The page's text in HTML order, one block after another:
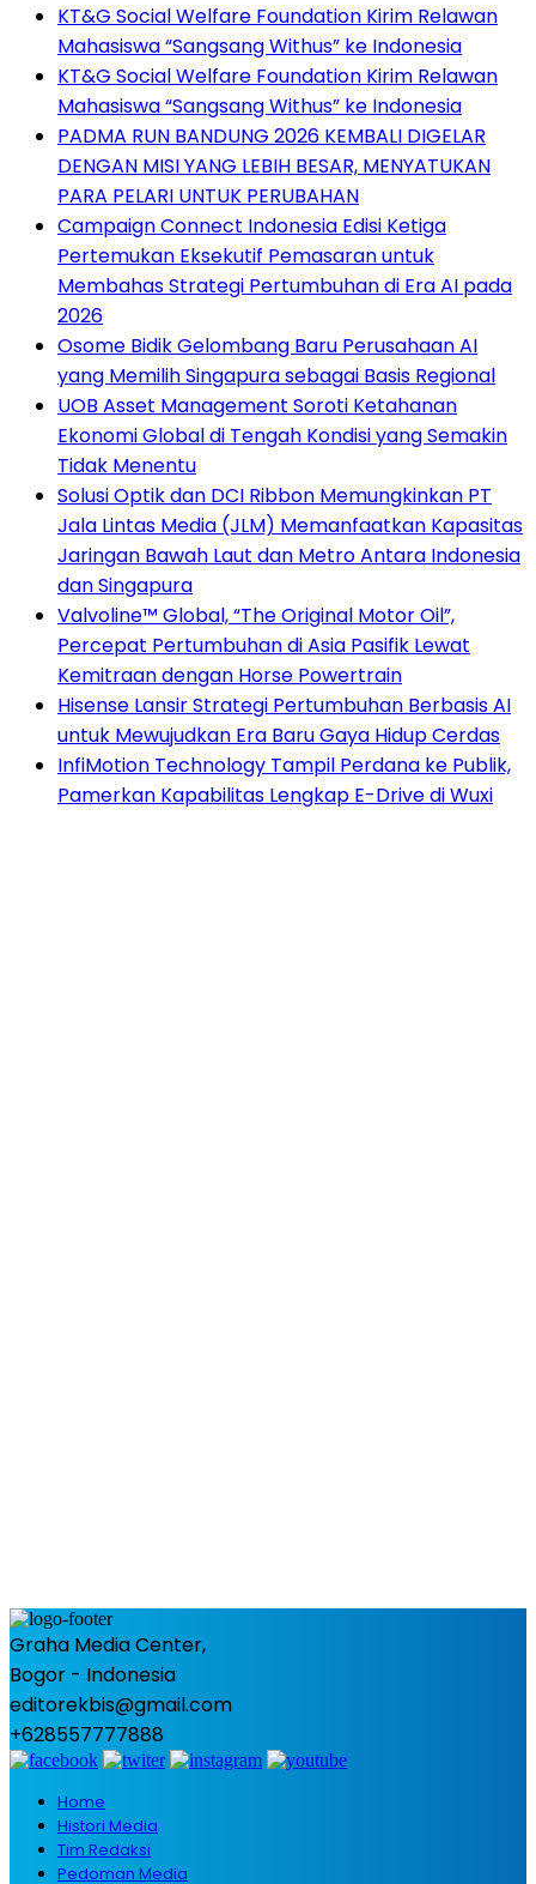
KT&G Social Welfare Foundation Kirim Relawan
Mahasiswa “Sangsang Withus” ke Indonesia
KT&G Social Welfare Foundation Kirim Relawan
Mahasiswa “Sangsang Withus” ke Indonesia
PADMA RUN BANDUNG 2026 KEMBALI DIGELAR
DENGAN MISI YANG LEBIH BESAR, MENYATUKAN
PARA PELARI UNTUK PERUBAHAN
Campaign Connect Indonesia Edisi Ketiga
Pertemukan Eksekutif Pemasaran untuk
Membahas Strategi Pertumbuhan di Era AI pada
2026
Osome Bidik Gelombang Baru Perusahaan AI
yang Memilih Singapura sebagai Basis Regional
UOB Asset Management Soroti Ketahanan
Ekonomi Global di Tengah Kondisi yang Semakin
Tidak Menentu
Solusi Optik dan DCI Ribbon Memungkinkan PT
Jala Lintas Media (JLM) Memanfaatkan Kapasitas
Jaringan Bawah Laut dan Metro Antara Indonesia
dan Singapura
Valvoline™ Global, “The Original Motor Oil”,
Percepat Pertumbuhan di Asia Pasifik Lewat
Kemitraan dengan Horse Powertrain
Hisense Lansir Strategi Pertumbuhan Berbasis AI
untuk Mewujudkan Era Baru Gaya Hidup Cerdas
InfiMotion Technology Tampil Perdana ke Publik,
Pamerkan Kapabilitas Lengkap E-Drive di Wuxi
Graha Media Center,
Bogor - Indonesia
editorekbis@gmail.com
+628557777888
Home
Histori Media
Tim Redaksi
Pedoman Media